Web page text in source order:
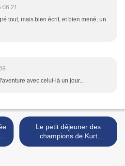
06:21
tout, mais bien écrit, et bien mené, un
avec celui-là un jour...
Le petit déjeuner des
champions de Kurt
Vonnegut >